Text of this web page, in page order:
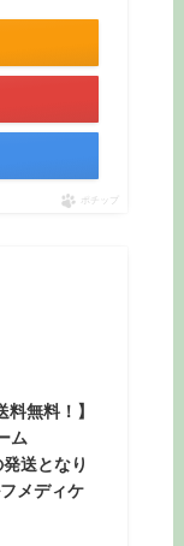
ポチップ
無料！】
ム
送となり
メディケ